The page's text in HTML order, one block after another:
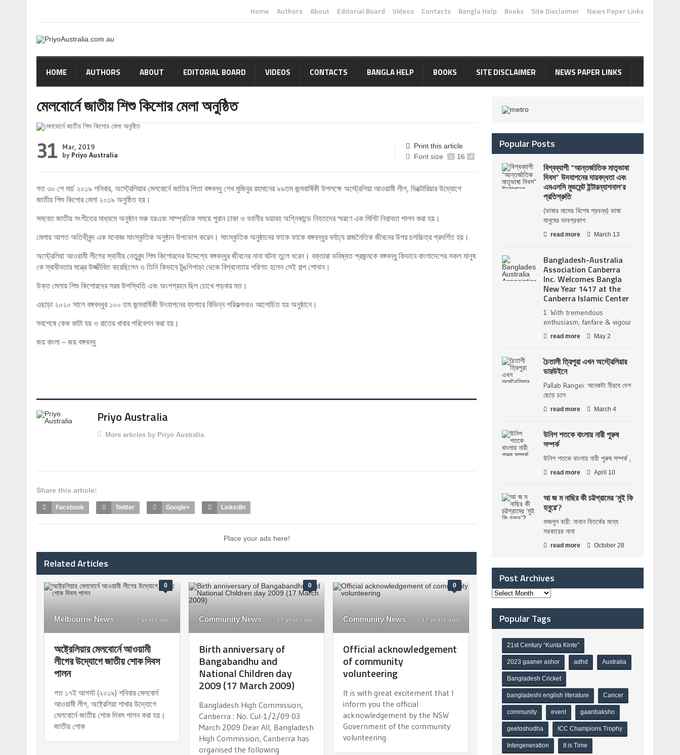
Home Authors About Editorial Board Videos Contacts Bangla Help Books Site Disclaimer News Paper Links
HOME AUTHORS ABOUT EDITORIAL BOARD VIDEOS CONTACTS BANGLA HELP BOOKS SITE DISCLAIMER NEWS PAPER LINKS
মেলবোর্নে জাতীয় শিশু কিশোর মেলা অনুষ্ঠিত
31
Mar, 2019
by Priyo Australia
Print this article
Font size
- 16 +
গত ৩০ শে মার্চ ২০১৯ শনিবার, অস্ট্রেলিয়ার মেলবোর্নে জাতির পিতা বঙ্গবন্ধু শেখ মুজিবুর রহমানের ৯৯তম জন্মবার্ষিকী উপলক্ষে অস্ট্রেলিয়া আওয়ামী লীগ, ভিক্টোরিয়ার উদ্যোগে
জাতীয় শিশু কিশোর মেলা ২০১৯ অনুষ্ঠিত হয়।
সমবেত জাতীয় সংগীতের মাধ্যমে অনুষ্ঠান শুরু হয়এবং সাম্প্রতিক সময়ে পুরান ঢাকা ও বনানীর ভয়াবহ অগ্নিকান্ডে নিহতদের স্মরণে এক মিনিট নিরাবতা পালন করা হয়।
মেলায় আগত অতিথীবৃন্দ এক মনোজ্ঞ সাংস্কৃতিক অনুষ্ঠান উপভোগ করেন। সাংস্কৃতিক অনুষ্ঠানের ফাকে ফাকে বঙ্গবন্ধুর বর্নাঢ্য রাজনৈতিক জীবনের উপর চলচ্চিত্র প্রদর্শিত হয়।
অস্ট্রেলিয়া আওয়ামী লীগের স্থানীয় নেতৃবৃন্দ শিশু কিশোরদের উদ্দেশ্যে বঙ্গবন্ধুর জীবনের নানা ঘটনা তুলে ধরেন। বক্তারা ভবিষ্যত প্রজন্মকে বঙ্গবন্ধু কিভাবে বাংলাদেশের সকল মানুষ
কে স্বাধীনতার মন্ত্রে উজ্জীবিত করেছিলেন ও তিনি কিভাবে টুঙগিপাড়া থেকে বিশ্বনেতায় পরিণত হলেন সেই গল্প শোনান।
উক্ত মেলায় শিশু কিশোরদের সরব উপস্থিতি এবং অংশগ্রহন ছিল চোখে পড়বার মত।
এছাড়া ২০২০ সালে বঙ্গবন্ধুর ১০০ তম জন্মবার্ষিকী উৎযাপনের ব্যপারে বিভিন্ন পরিকল্পনাও আলোচিত হয় অনুষ্ঠানে।
সবশেষে কেক কাটা হয় ও রাতের খাবার পরিবেশন করা হয়।
জয় বাংলা – জয় বঙ্গবন্ধু
Priyo Australia
More articles by Priyo Australia
Share this article:
Facebook Twitter Google+ LinkedIn
Place your ads here!
Related Articles
0
Melbourne News 7 years ago
অষ্ট্রেলিয়ার মেলবোর্নে আওয়ামী
লীগের উদ্যোগে জাতীয় শোক দিবস
পালন
গত ১৭ই আগস্ট (২০১৯) শনিবার মেলবোর্ন
আওয়ামী লীগ, অষ্ট্রেলিয়া শাখার উদ্যোগে
মেলবোর্নে জাতীয় শোক দিবস পালন করা হয়।
জাতীয় শোক
0
Community News 17 years ago
Birth anniversary of
Bangabandhu and
National Children day
2009 (17 March 2009)
Bangladesh High Commission,
Canberra : No. Cul-1/2/09 03
March 2009 Dear All, Bangladesh
High Commission, Canberra has
organised the following
0
Community News 17 years ago
Official acknowledgement
of community
volunteering
It is with great excitement that I
inform you the official
acknowledgement by the NSW
Government of the community
volunteering
Popular Posts
বিশ্বব্যাপী “আন্তর্জাতিক মাতৃভাষা
দিবস” উদযাপনের দায়বদ্ধতা এবং
এমএলসি মুভমেন্ট ইন্টারন্যাশনাল’র
প্রতিশ্রুতি
(ভাষার মাসের বিশেষ প্রবন্ধ) ভাষা
মানুষের ভাবপ্রকাশ
read more March 13
Bangladesh-Australia
Association Canberra
Inc. Welcomes Bangla
New Year 1417 at the
Canberra Islamic Center
1. With tremendous
enthusiasm, fanfare & vigour
read more May 2
চৈতালী ত্রিপুরা এখন অস্ট্রেলিয়ার
ডারউইনে
Pallab Rangei: অনেকটা নীরবে দেশ
ছেড়ে চলে
read more March 4
উনিশ শতকে বাংলায় নারী পুরুষ
সম্পর্ক
উনিশ শতকে বাংলায় নারী পুরুষ সম্পর্ক ,
read more April 10
আ জ ম নাছির কী চট্টগ্রামের ‘মুই কি
হনুরে’?
ফজলুল বারী: নানান বিতর্কের মধ্যে
সরকারের নানা
read more October 28
Post Archives
Popular Tags
21st Century “Kunta Kinte”
2023 gaaner ashor adhd Australia
Bangladesh Cricket
bangladeshi english literature Cancer
community event gaanbaksho
geetoshudha ICC Champions Trophy
Intergeneration It is Time